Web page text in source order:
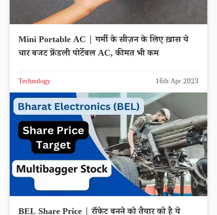
Mini Portable AC | गर्मी के सीज़न के लिए ख़ास ये
चार बजट फ्रेंडली पोर्टेबल AC, कीमत भी कम
Technology 16th Apr 2023